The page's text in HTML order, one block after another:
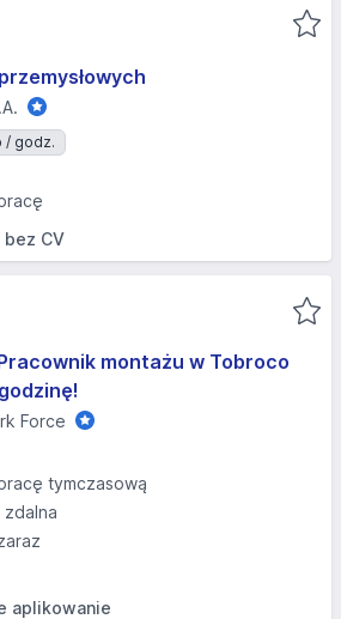
/ godz.
CV
montażu w Tobroco
Force
tymczasową
aplikowanie